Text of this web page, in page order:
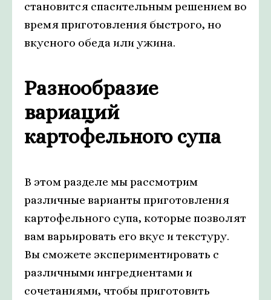
становится спасительным решением во
время приготовления быстрого, но
вкусного обеда или ужина.
Разнообразие
вариаций
картофельного супа
В этом разделе мы рассмотрим
различные варианты приготовления
картофельного супа, которые позволят
вам варьировать его вкус и текстуру.
Вы сможете экспериментировать с
различными ингредиентами и
сочетаниями, чтобы приготовить